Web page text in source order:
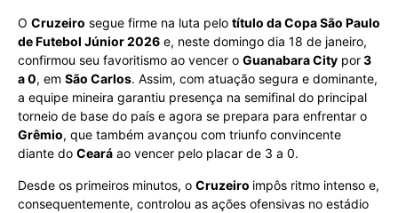
O Cruzeiro segue firme na luta pelo título da Copa São Paulo
de Futebol Júnior 2026 e, neste domingo dia 18 de janeiro,
confirmou seu favoritismo ao vencer o Guanabara City por3
a 0, em São Carlos. Assim, com atuação segura e dominante,
a equipe mineira garantiu presença na semifinal do principal
torneio de base do país e agora se prepara para enfrentar o
Grêmio, que também avançou com triunfo convincente
diante do Ceará ao vencer pelo placar de 3 a 0.
Desde os primeiros minutos, o Cruzeiro impôs ritmo intenso e,
consequentemente, controlou as ações ofensivas no estádio